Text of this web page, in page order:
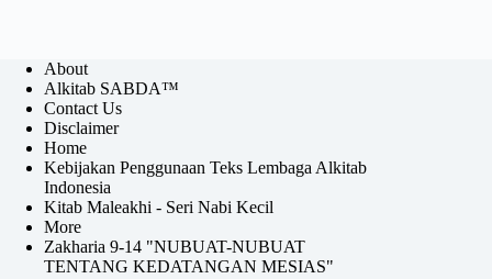
About
Alkitab SABDA™
Contact Us
Disclaimer
Home
Kebijakan Penggunaan Teks Lembaga Alkitab
Indonesia
Kitab Maleakhi - Seri Nabi Kecil
More
Zakharia 9-14 "NUBUAT-NUBUAT
TENTANG KEDATANGAN MESIAS"